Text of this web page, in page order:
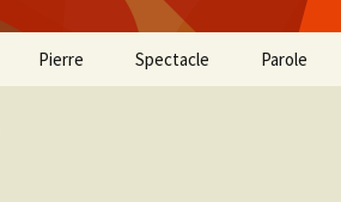
Pierre Spectacle Parole